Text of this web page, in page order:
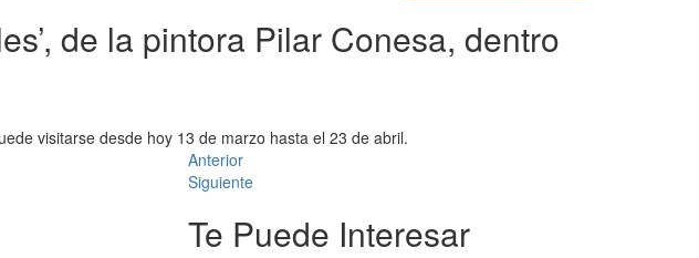
de la pintora Pilar Conesa, dentro
visitarse desde hoy 13 de marzo hasta el 23 de abril.
Anterior
Siguiente
Te Puede Interesar